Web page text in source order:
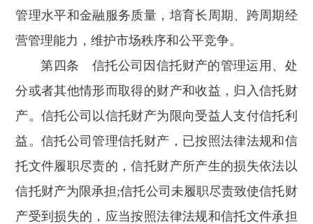
管理水平和金融服务质量，培育长周期、跨周期经
营管理能力，维护市场秩序和公平竞争。
第四条 信托公司因信托财产的管理运用、处
分或者其他情形而取得的财产和收益，归入信托财
产。信托公司以信托财产为限向受益人支付信托利
益。信托公司管理信托财产，已按照法律法规和信
托文件履职尽责的，信托财产所产生的损失依法以
信托财产为限承担;信托公司未履职尽责致使信托财
产受到损失的，应当按照法律法规和信托文件承担